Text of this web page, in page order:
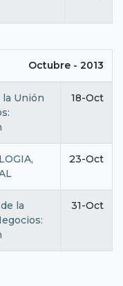
Octubre - 2013
la Unión
18-Oct
23-Oct
la
31-Oct